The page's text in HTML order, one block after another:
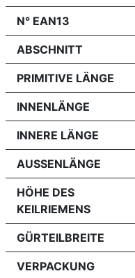
N° EAN13
ABSCHNITT
PRIMITIVE LÄNGE
INNENLÄNGE
INNERE LÄNGE
AUSSENLÄNGE
HÖHE DES
KEILRIEMENS
GÜRTEILBREITE
VERPACKUNG